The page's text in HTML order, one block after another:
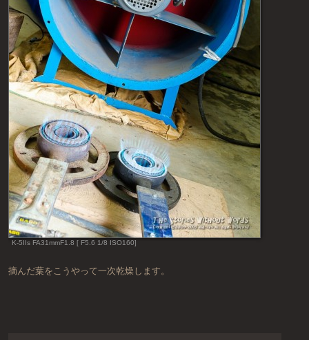
K-5IIs FA31mmF1.8 [ F5.6 1/8 ISO160]
摘んだ葉をこうやって一次乾燥します。